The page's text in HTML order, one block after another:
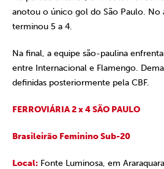
anotou o único gol do São Paulo. No
terminou 5 a 4.
Na final, a equipe são-paulina
entre Internacional e Flamengo.
definidas posteriormente pela CBF.
FERROVIÁRIA 2 x 4 SÃO PAULO
Brasileirão Feminino Sub-20
Local: Fonte Luminosa, em